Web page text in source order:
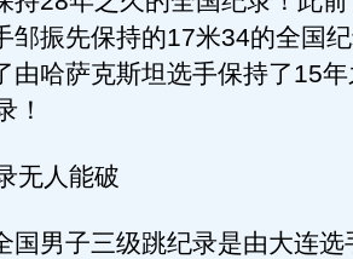
邹振先保持的17米34的全国
由哈萨克斯坦选手保持了15
！
人能破
男子三级跳纪录是由大连选